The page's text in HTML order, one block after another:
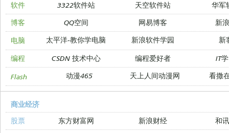
软件
3322软件站 天空软件站
华军
博客
QQ空间 网易博客 新
电脑 太平洋-教你学电脑 新浪软件学园 新
编程 CSDN 技术中心 编程爱好者 IT
Flash 动漫465 天上人间动漫网 看撒
商业经济
股票
东方财富网 新浪财经
和